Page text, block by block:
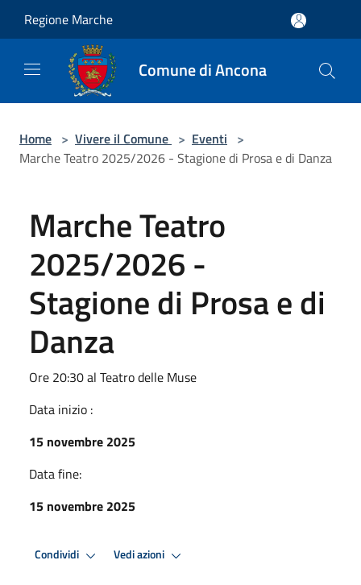
Regione Marche
Comune di Ancona
Home > Vivere il Comune > Eventi >
Marche Teatro 2025/2026 - Stagione di Prosa e di Danza
Marche Teatro
2025/2026 -
Stagione di Prosa e di
Danza
Ore 20:30 al Teatro delle Muse
Data inizio :
15 novembre 2025
Data fine:
15 novembre 2025
Condividi Vedi azioni